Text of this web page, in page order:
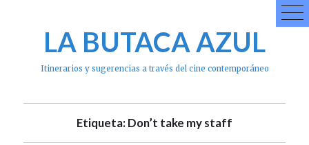
LA BUTACA AZUL
Itinerarios y sugerencias a través del cine contemporáneo
Etiqueta: Don’t take my staff